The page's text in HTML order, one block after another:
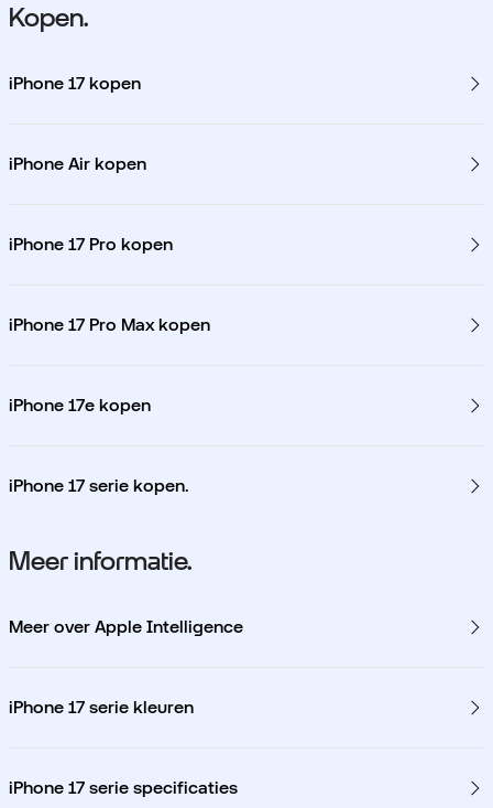
Kopen.
iPhone 17 kopen
iPhone Air kopen
iPhone 17 Pro kopen
iPhone 17 Pro Max kopen
iPhone 17e kopen
iPhone 17 serie kopen.
Meer informatie.
Meer over Apple Intelligence
iPhone 17 serie kleuren
iPhone 17 serie specificaties